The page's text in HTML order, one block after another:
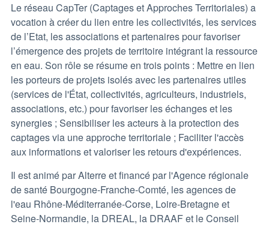
Le réseau CapTer (Captages et Approches Territoriales) a
vocation à créer du lien entre les collectivités, les services
de l’Etat, les associations et partenaires pour favoriser
l’émergence des projets de territoire intégrant la ressource
en eau. Son rôle se résume en trois points : Mettre en lien
les porteurs de projets isolés avec les partenaires utiles
(services de l'État, collectivités, agriculteurs, industriels,
associations, etc.) pour favoriser les échanges et les
synergies ; Sensibiliser les acteurs à la protection des
captages via une approche territoriale ; Faciliter l'accès
aux informations et valoriser les retours d'expériences.
Il est animé par Alterre et financé par l'Agence régionale
de santé Bourgogne-Franche-Comté, les agences de
l'eau Rhône-Méditerranée-Corse, Loire-Bretagne et
Seine-Normandie, la DREAL, la DRAAF et le Conseil